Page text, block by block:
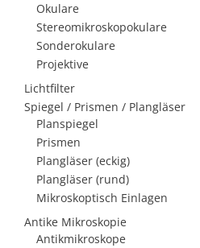
Okulare
Stereomikroskopokulare
Sonderokulare
Projektive
Lichtfilter
Spiegel / Prismen / Plangläser
Planspiegel
Prismen
Plangläser (eckig)
Plangläser (rund)
Mikroskoptisch Einlagen
Antike Mikroskopie
Antikmikroskope